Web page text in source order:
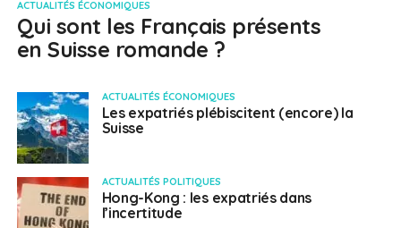
ACTUALITÉS ÉCONOMIQUES
Qui sont les Français présents
en Suisse romande ?
ACTUALITÉS ÉCONOMIQUES
Les expatriés plébiscitent (encore) la
Suisse
ACTUALITÉS POLITIQUES
Hong-Kong : les expatriés dans
l’incertitude